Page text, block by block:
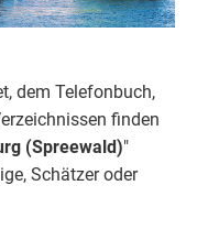
dem Telefonbuch,
finden
(Spreewald)"
Schätzer oder